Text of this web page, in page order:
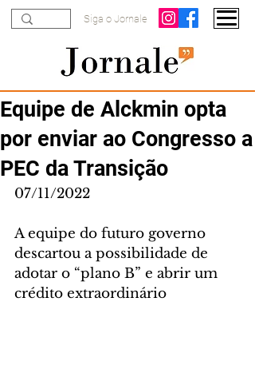
Siga o Jornale
Equipe de Alckmin opta
por enviar ao Congresso a
PEC da Transição
07/11/2022
A equipe do futuro governo
descartou a possibilidade de
adotar o “plano B” e abrir um
crédito extraordinário